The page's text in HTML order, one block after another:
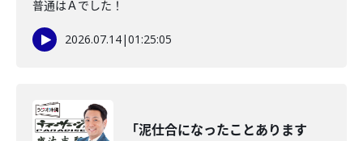
普通はＡでした！
2026.07.14|01:25:05
「泥仕合になったことあります